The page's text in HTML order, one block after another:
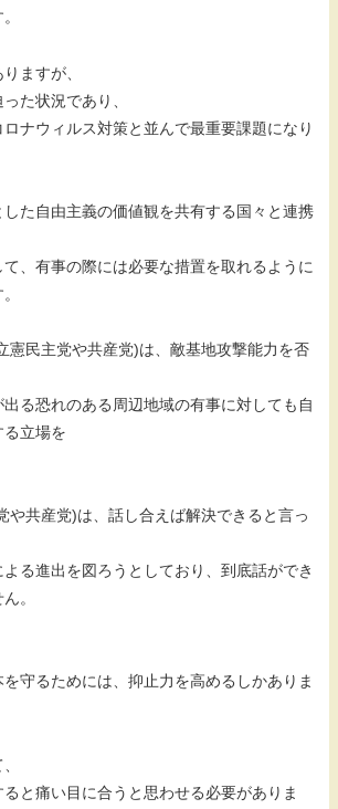
ますが、
た状況であり、
ナウィルス対策と並んで最重要課題になり
た自由主義の価値観を共有する国々と連携
、有事の際には必要な措置を取れるように
憲民主党や共産党)は、敵基地攻撃能力を否
る恐れのある周辺地域の有事に対しても自
立場を
や共産党)は、話し合えば解決できると言っ
る進出を図ろうとしており、到底話ができ
。
守るためには、抑止力を高めるしかありま
と痛い目に合うと思わせる必要がありま